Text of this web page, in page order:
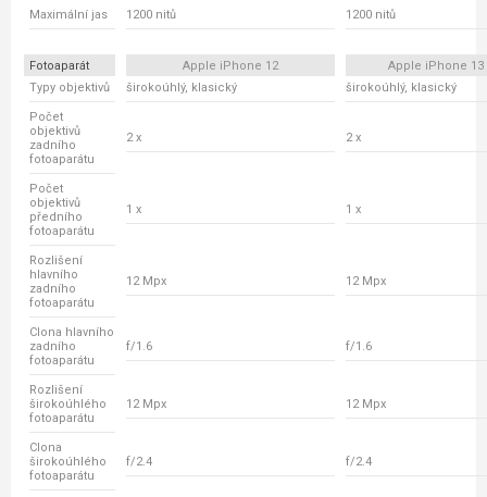
Maximální jas 1200 nitů 1200 nitů
Fotoaparát Apple iPhone 12
Apple iPhone
Typy objektivů
širokoúhlý, klasický širokoúhlý, klasický
Počet
objektivů
zadního
fotoaparátu
2 x 2 x
Počet
objektivů
předního
fotoaparátu
1 x 1 x
Rozlišení
hlavního
zadního
fotoaparátu
12 Mpx 12 Mpx
Clona hlavního
zadního
fotoaparátu
f/1.6 f/1.6
Rozlišení
širokoúhlého
fotoaparátu
12 Mpx 12 Mpx
Clona
širokoúhlého
fotoaparátu
f/2.4 f/2.4